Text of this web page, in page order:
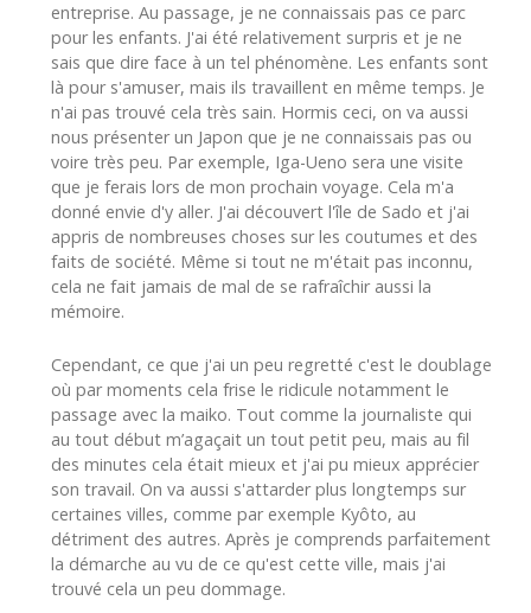
entreprise. Au passage, je ne connaissais pas ce parc
pour les enfants. J'ai été relativement surpris et je ne
sais que dire face à un tel phénomène. Les enfants sont
là pour s'amuser, mais ils travaillent en même temps. Je
n'ai pas trouvé cela très sain. Hormis ceci, on va aussi
nous présenter un Japon que je ne connaissais pas ou
voire très peu. Par exemple, Iga-Ueno sera une visite
que je ferais lors de mon prochain voyage. Cela m'a
donné envie d'y aller. J'ai découvert l'île de Sado et j'ai
appris de nombreuses choses sur les coutumes et des
faits de société. Même si tout ne m'était pas inconnu,
cela ne fait jamais de mal de se rafraîchir aussi la
mémoire.
Cependant, ce que j'ai un peu regretté c'est le doublage
où par moments cela frise le ridicule notamment le
passage avec la maiko. Tout comme la journaliste qui
au tout début m’agaçait un tout petit peu, mais au fil
des minutes cela était mieux et j'ai pu mieux apprécier
son travail. On va aussi s'attarder plus longtemps sur
certaines villes, comme par exemple Kyôto, au
détriment des autres. Après je comprends parfaitement
la démarche au vu de ce qu'est cette ville, mais j'ai
trouvé cela un peu dommage.